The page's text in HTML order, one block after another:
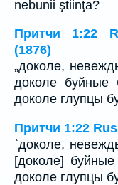
nebunii ştiinţa?
Притчи 1:22
(1876)
„доколе,
доколе буйные
доколе глупцы
Притчи 1:22
`доколе,
[доколе] буйные
доколе глупцы